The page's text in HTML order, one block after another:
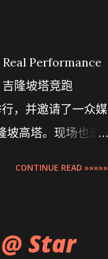
Real Performance
隆坡塔竞跑
，并邀请了一众媒
坡高塔。现场也邀
CONTINUE READ »»»»»
Star